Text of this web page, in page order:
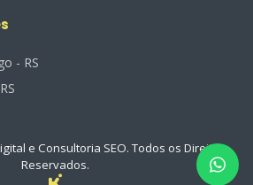
- RS
e Consultoria SEO. Todos os Direitos
Reservados.